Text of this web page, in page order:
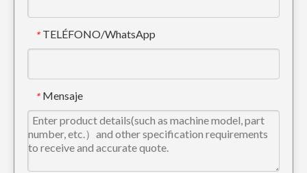
* TELÉFONO/WhatsApp
* Mensaje